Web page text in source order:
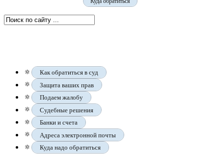
🔅 Как обратиться в суд
🔅 Защита ваших прав
🔅 Подаем жалобу
🔅 Судебные решения
🔅 Банки и счета
🔅 Адреса электронной почты
🔅 Куда надо обратиться